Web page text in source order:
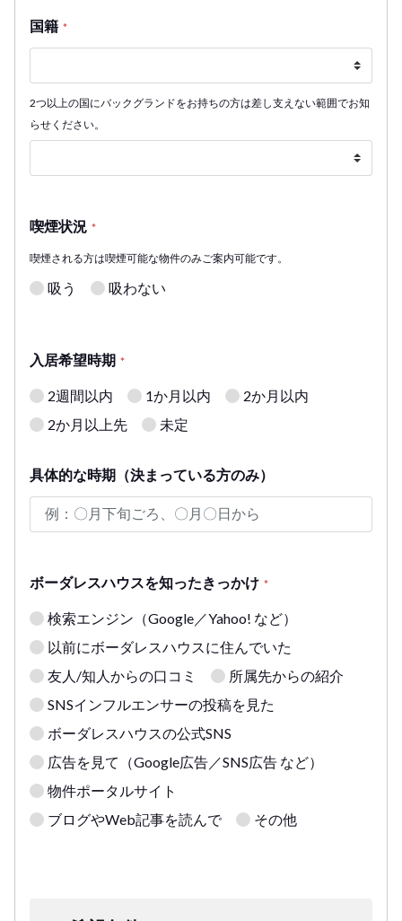
国籍 *
2つ以上の国にバックグランドをお持ちの方は差し支えない範囲でお知
らせください。
喫煙状況 *
喫煙される方は喫煙可能な物件のみご案内可能です。
吸う 吸わない
入居希望時期 *
2週間以内 1か月以内
2か月以内
2か月以上先
未定
具体的な時期（決まっている方のみ）
ボーダレスハウスを知ったきっかけ *
検索エンジン（Google／Yahoo! など）
以前にボーダレスハウスに住んでいた
友人/知人からの口コミ
所属先からの紹介
SNSインフルエンサーの投稿を見た
ボーダレスハウスの公式SNS
広告を見て（Google広告／SNS広告 など）
物件ポータルサイト
ブログやWeb記事を読んで
その他